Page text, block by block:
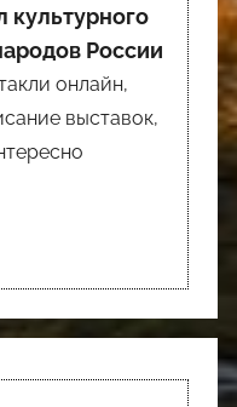
культурного
России
онлайн,
выставок,